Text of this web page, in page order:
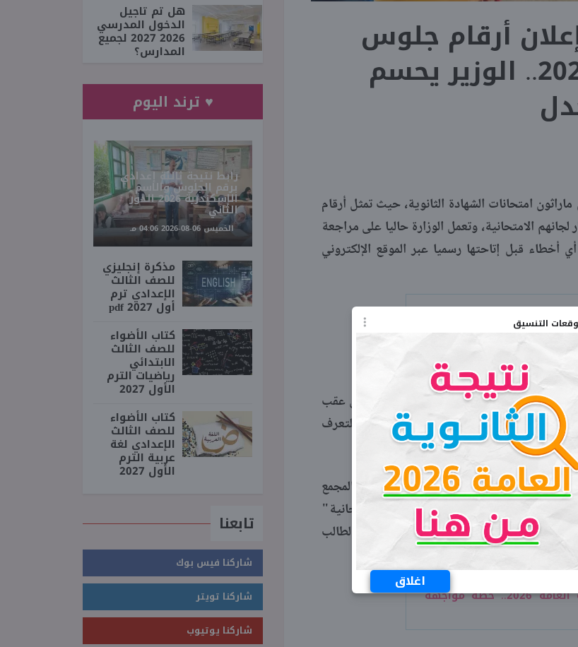
التنسيق
اغلاق
أرقام جلوس
الثانوية العامة 2026.. الوزير يحسم
امتحانات الشهادة الثانوية، حيث تمثل أرقام
الامتحانية، وتعمل الوزارة حاليا على مراجعة
قبل إتاحتها رسميا عبر الموقع الإلكتروني
عدد طلبة الثانوية العامة 2026.. الوزير يكشف
2026؟
وأكد السيد محمد عبد اللطيف أن الموعد النهائي لإعلان أرقام جلوس الثانوية العامة 2026 سيكون عقب
أن هذا التوقيت يمنح الطلاب فرصة كافية للتعرف
أن أرقام الجلوس ستتضمن كافة تفاصيل المجمع
مؤكدا أن نظام "المجمعات الامتحانية"
التكدس، مع التشديد على ضرورة احتفاظ الطالب
عدد لجان الثانوية العامة 2026.. خطة مواجهة
هل تم تاجيل
الدخول المدرسي
2026 2027 لجميع
المدارس؟
♥ ترند اليوم
رابط نتيجة ثالثة إعدادي
برقم الجلوس والاسم
الإسكندرية 2026 الدور
الثاني
الخميس 06-08-2026 04:06 مـ
مذكرة إنجليزي
للصف الثالث
الإعدادي ترم
أول 2027 pdf
كتاب الأضواء
للصف الثالث
الابتدائي
رياضيات الترم
الأول 2027
كتاب الأضواء
للصف الثالث
الإعدادي لغة
عربية الترم
الأول 2027
تابعنا
شاركنا فيس بوك
شاركنا تويتر
شاركنا يوتيوب